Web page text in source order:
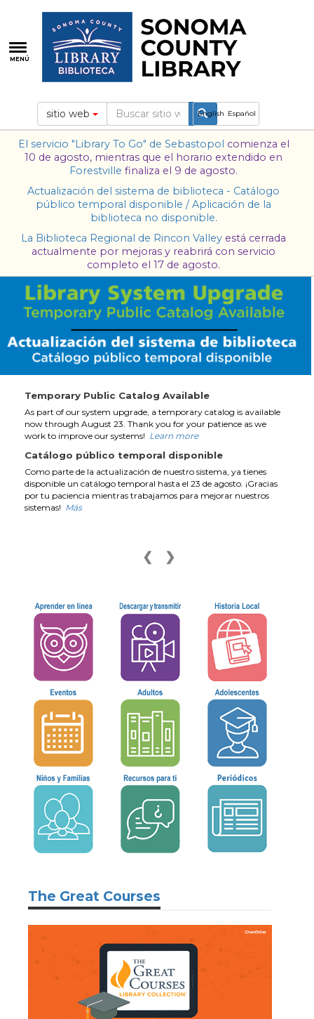
contenido
principal
MENÚ
English Español
sitio web
El servicio "Library To Go" de Sebastopol comienza el
10 de agosto, mientras que el horario extendido en
Forestville finaliza el 9 de agosto.
Actualización del sistema de biblioteca - Catálogo
público temporal disponible / Aplicación de la
biblioteca no disponible.
La Biblioteca Regional de Rincon Valley está cerrada
actualmente por mejoras y reabrirá con servicio
completo el 17 de agosto.
Temporary Public Catalog Available
As part of our system upgrade, a temporary catalog is available
now through August 23. Thank you for your patience as we
work to improve our systems! Learn more
Catálogo público temporal disponible
Como parte de la actualización de nuestro sistema, ya tienes
disponible un catálogo temporal hasta el 23 de agosto. ¡Gracias
por tu paciencia mientras trabajamos para mejorar nuestros
sistemas! Más
❮ ❯
The Great Courses